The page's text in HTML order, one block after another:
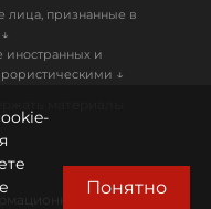
признанные в
↓
иностранных и
↓
Понятно